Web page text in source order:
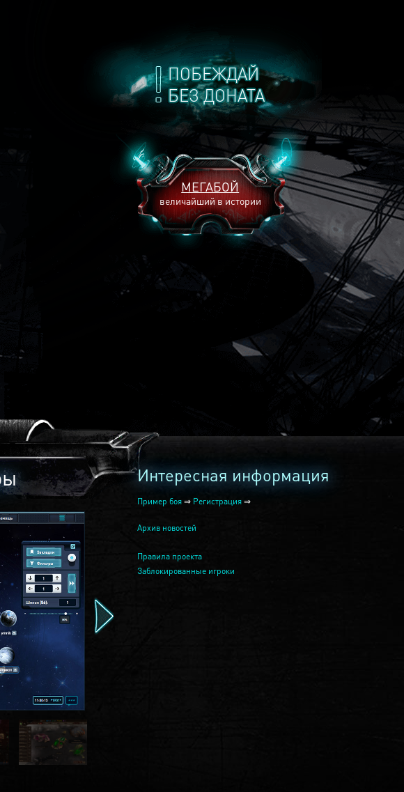
ПОБЕЖДАЙ
БЕЗ ДОНАТА
МЕГАБОЙ
величайший в истории
2240
Интересная информация
Пример боя ⇒ Регистрация ⇒
Архив новостей
Правила проекта
Заблокированные игроки